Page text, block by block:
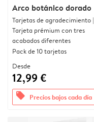
Arco botánico dorado
Tarjetas de agradecimiento |
Tarjeta prémium con tres
acabados diferentes
Pack de 10 tarjetas
Desde
12,99 €
offers Precios bajos cada día